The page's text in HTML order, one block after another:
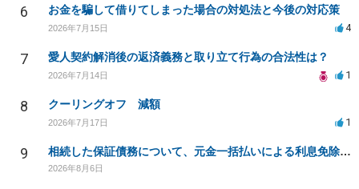
6 お金を騙して借りてしまった場合の対処法と今後の対応策
2026年7月15日 4
7 愛人契約解消後の返済義務と取り立て行為の合法性は？
2026年7月14日 1
8 クーリングオフ 減額
2026年7月17日 1
9 相続した保証債務について、元金一括払いによる利息免除の交渉は可能でしょうか
2026年8月6日